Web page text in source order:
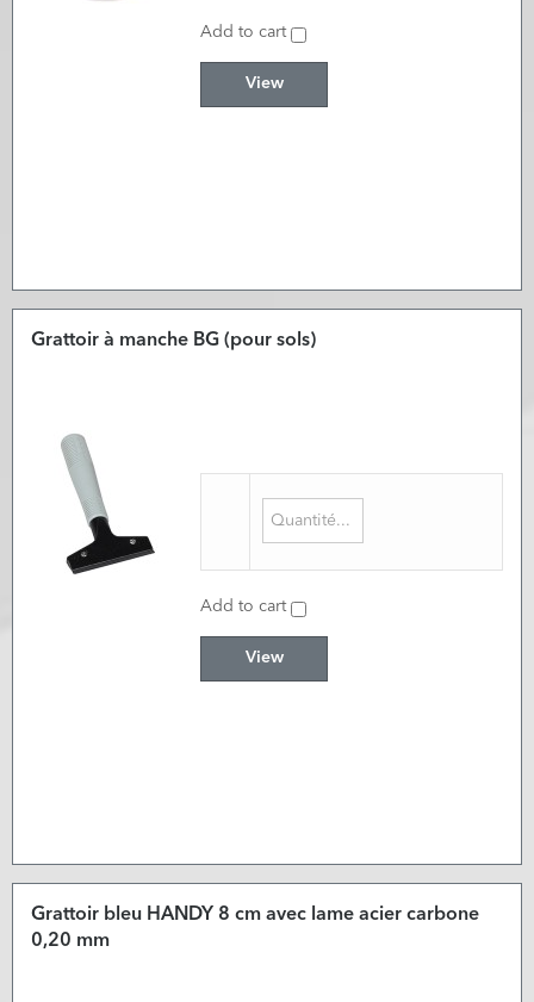
Add to cart
View
Grattoir à manche BG (pour sols)
Add to cart
View
Grattoir bleu HANDY 8 cm avec lame acier carbone
0,20 mm